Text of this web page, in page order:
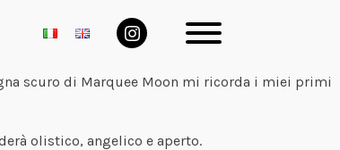
scuro di Marquee Moon mi ricorda i miei primi
olistico, angelico e aperto.